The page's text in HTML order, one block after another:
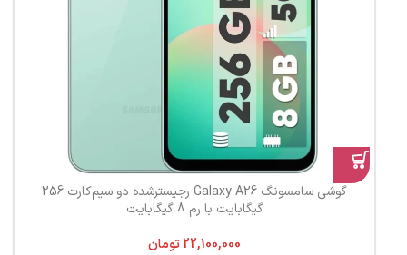
گوشی سامسونگ Galaxy A26 رجیستر‌شده دو سیم‌کارت 256
گیگابایت با رم 8 گیگابایت
تومان